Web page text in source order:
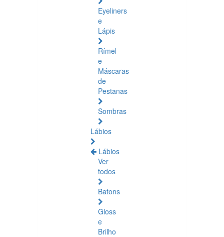
Eyeliners
e
Lápis
Rímel
e
Máscaras
de
Pestanas
Sombras
Lábios
Lábios
Ver
todos
Batons
Gloss
e
Brilho